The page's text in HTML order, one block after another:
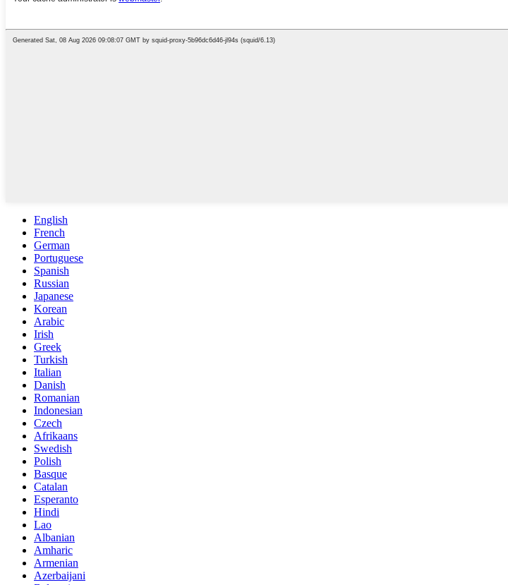
English
French
German
Portuguese
Spanish
Russian
Japanese
Korean
Arabic
Irish
Greek
Turkish
Italian
Danish
Romanian
Indonesian
Czech
Afrikaans
Swedish
Polish
Basque
Catalan
Esperanto
Hindi
Lao
Albanian
Amharic
Armenian
Azerbaijani